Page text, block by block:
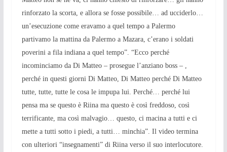
rinforzato la scorta, e allora se fosse possibile… ad ucciderlo…
un’esecuzione come eravamo a quel tempo a Palermo
partivamo la mattina da Palermo a Mazara, c’erano i soldati
poverini a fila indiana a quel tempo”. “Ecco perché
incominciamo da Di Matteo – prosegue l’anziano boss – ,
perché in questi giorni Di Matteo, Di Matteo perché Di Matteo
tutte, tutte, tutte le cosa le impupa lui. Perché… perché lui
pensa ma se questo è Riina ma questo è così freddoso, così
terrificante, ma così malvagio… questo, ci macina a tutti e ci
mette a tutti sotto i piedi, a tutti… minchia”. Il video termina
con ulteriori “insegnamenti” di Riina verso il suo interlocutore.